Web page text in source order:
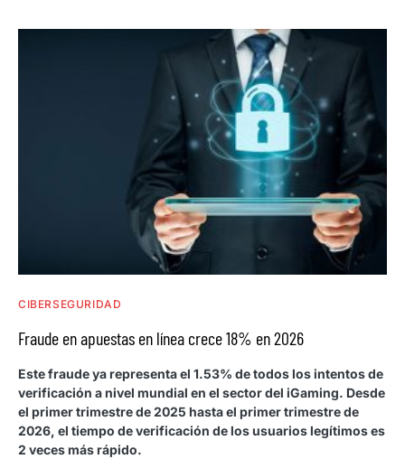
CIBERSEGURIDAD
Fraude en apuestas en línea crece 18% en 2026
Este fraude ya representa el 1.53% de todos los intentos de
verificación a nivel mundial en el sector del iGaming. Desde
el primer trimestre de 2025 hasta el primer trimestre de
2026, el tiempo de verificación de los usuarios legítimos es
2 veces más rápido.